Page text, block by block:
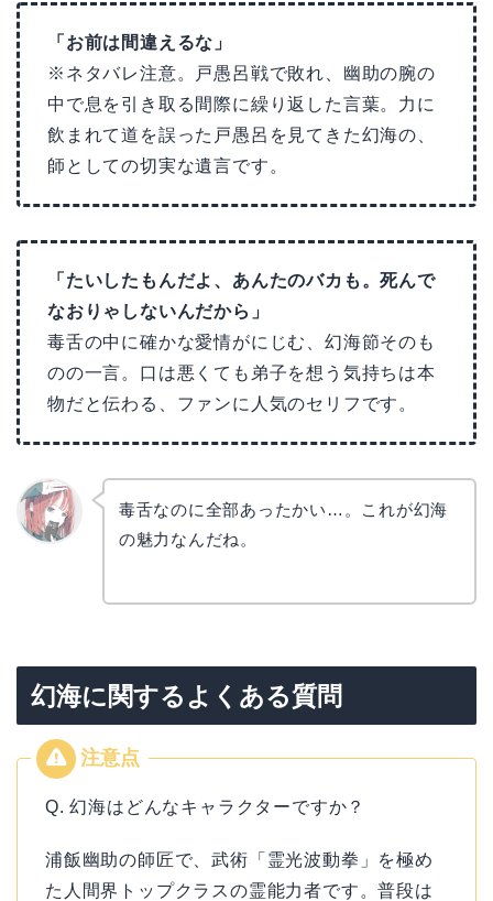
「お前は間違えるな」
※ネタバレ注意。戸愚呂戦で敗れ、幽助の腕の
中で息を引き取る間際に繰り返した言葉。力に
飲まれて道を誤った戸愚呂を見てきた幻海の、
師としての切実な遺言です。
「たいしたもんだよ、あんたのバカも。死んで
なおりゃしないんだから」
毒舌の中に確かな愛情がにじむ、幻海節そのも
のの一言。口は悪くても弟子を想う気持ちは本
物だと伝わる、ファンに人気のセリフです。
毒舌なのに全部あったかい…。これが幻海
の魅力なんだね。
幻海に関するよくある質問
Q. 幻海はどんなキャラクターですか？
浦飯幽助の師匠で、武術「霊光波動拳」を極め
た人間界トップクラスの霊能力者です。普段は